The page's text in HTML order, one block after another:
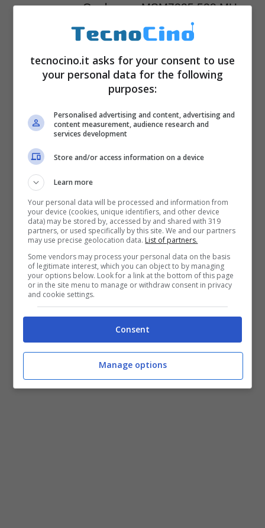
processoreQualcomm MSM7225 528 MHz
e batteria da 1300mAh. Arriverà per
tecnocino.it asks for your consent to use
your personal data for the following
purposes:
Personalised advertising and content, advertising and
content measurement, audience research and
services development
Store and/or access information on a device
Learn more
Your personal data will be processed and information from
your device (cookies, unique identifiers, and other device
data) may be stored by, accessed by and shared with 319
partners, or used specifically by this site. We and our partners
may use precise geolocation data. List of partners.
Some vendors may process your personal data on the basis
of legitimate interest, which you can object to by managing
your options below. Look for a link at the bottom of this page
or in the site menu to manage or withdraw consent in privacy
and cookie settings.
Consent
Manage options